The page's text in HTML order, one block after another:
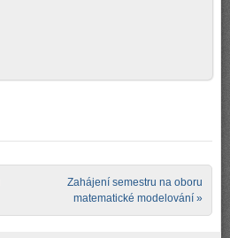
Zahájení semestru na oboru
matematické modelování »